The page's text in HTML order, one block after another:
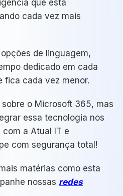
que está
cada vez mais
de linguagem,
dedicado em cada
fica cada vez menor.
o Microsoft 365, mas
essa tecnologia nos
a Atual IT e
com segurança total!
matérias como esta
nossas redes